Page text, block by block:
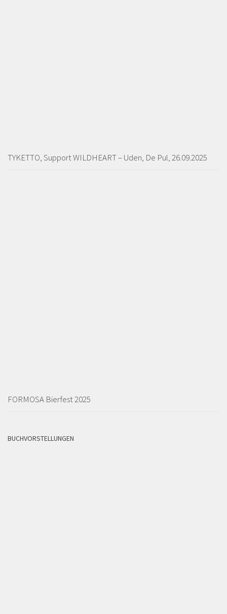
TYKETTO, Support WILDHEART – Uden, De Pul, 26.09.2025
FORMOSA Bierfest 2025
BUCHVORSTELLUNGEN